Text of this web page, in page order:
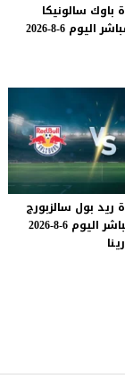
باوك سالونيكا
اليوم 6-8-2026
ريد بول سالزبورج
اليوم 6-8-2026